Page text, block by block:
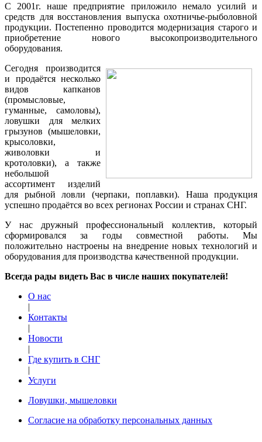
С 2001г. наше предприятие приложило немало усилий и
средств для восстановления выпуска охотничье-рыболовной
продукции. Постепенно проводится модернизация старого и
приобретение нового высокопроизводительного
оборудования.
Сегодня производится
и продаётся несколько
видов капканов
(промысловые,
гуманные, самоловы),
ловушки для мелких
грызунов (мышеловки,
крысоловки,
живоловки и
кротоловки), а также
небольшой
ассортимент изделий
для рыбной ловли (черпаки, поплавки). Наша продукция
успешно продаётся во всех регионах России и странах СНГ.
У нас дружный профессиональный коллектив, который
сформировался за годы совместной работы. Мы
положительно настроены на внедрение новых технологий и
оборудования для производства качественной продукции.
Всегда рады видеть Вас в числе наших покупателей!
О нас
|
Контакты
|
Новости
|
Где купить в СНГ
|
Услуги
Ловушки, мышеловки
Согласие на обработку персональных данных